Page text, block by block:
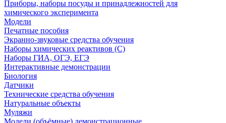
Приборы, наборы посуды и принадлежностей для
химического эксперимента
Модели
Печатные пособия
Экранно-звуковые средства обучения
Наборы химических реактивов (С)
Наборы ГИА, ОГЭ, ЕГЭ
Интерактивные демонстрации
Биология
Датчики
Технические средства обучения
Натуральные объекты
Муляжи
Модели (объёмные) демонстрационные